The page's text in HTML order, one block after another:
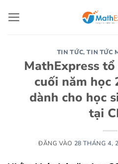
qua
TIN TỨC,TIN TỨC
MathExpress
cuối năm học
dành cho học
tại
ĐĂNG VÀO 28 THÁNG 4,